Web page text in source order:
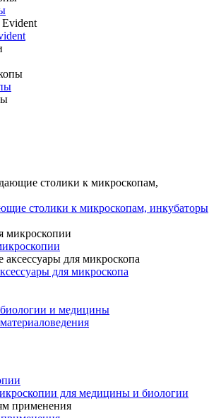
столики к микроскопам, инкубаторы
для микроскопа
и медицины
для медицины и биологии